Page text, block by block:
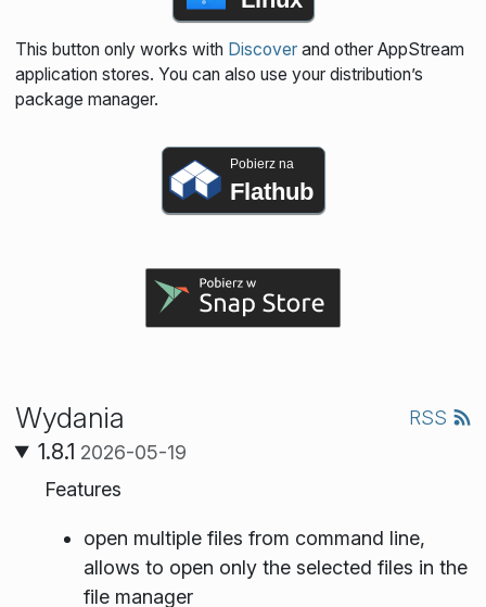
This button only works with Discoverand other AppStream
application stores. You can also use your distribution’s
package manager.
Pobierz na
Flathub
Wydania RSS
1.8.1 2026-05-19
Features
open multiple files from command line,
allows to open only the selected files in the
file manager